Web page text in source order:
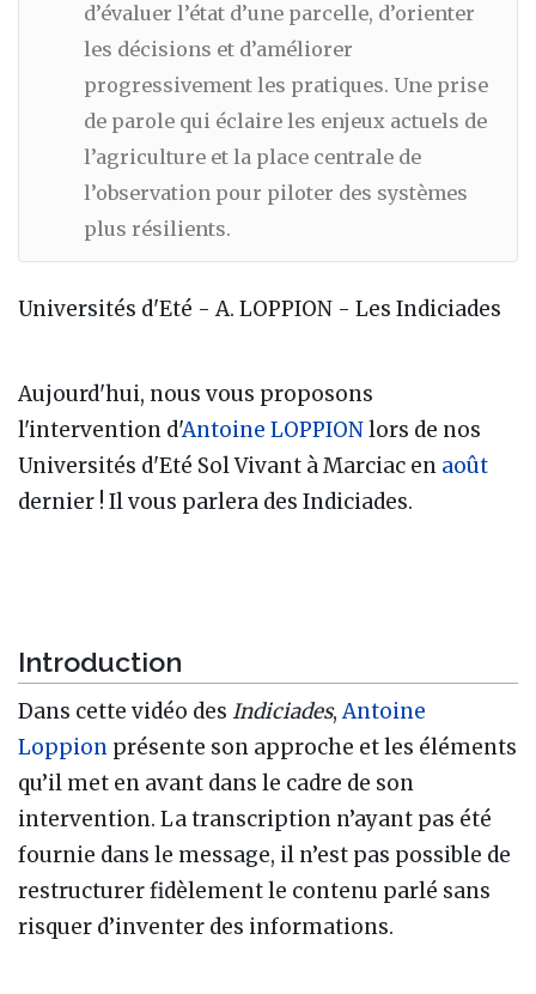
d’évaluer l’état d’une parcelle, d’orienter
les décisions et d’améliorer
progressivement les pratiques. Une prise
de parole qui éclaire les enjeux actuels de
l’agriculture et la place centrale de
l’observation pour piloter des systèmes
plus résilients.
Universités d'Eté - A. LOPPION - Les Indiciades
Aujourd'hui, nous vous proposons
l'intervention d'Antoine LOPPIONlors de nos
Universités d'Eté Sol Vivant à Marciac en août
dernier ! Il vous parlera des Indiciades.
Introduction
Dans cette vidéo des Indiciades,Antoine
Loppion présente son approche et les éléments
qu’il met en avant dans le cadre de son
intervention. La transcription n’ayant pas été
fournie dans le message, il n’est pas possible de
restructurer fidèlement le contenu parlé sans
risquer d’inventer des informations.